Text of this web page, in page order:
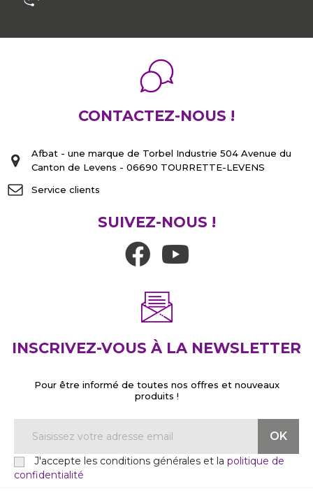
CONTACTEZ-NOUS !
Afbat - une marque de Torbel Industrie 504 Avenue du
Canton de Levens - 06690 TOURRETTE-LEVENS
Service clients
SUIVEZ-NOUS !
INSCRIVEZ-VOUS À LA NEWSLETTER
Pour être informé de toutes nos offres et nouveaux
produits !
J'accepte les conditions générales et la politique de
confidentialité